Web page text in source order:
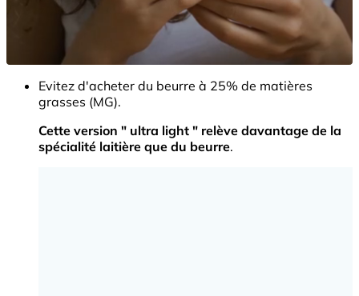
Evitez d'acheter du beurre à 25% de matières
grasses (MG).
Cette version " ultra light " relève davantage de la
spécialité laitière que du beurre.